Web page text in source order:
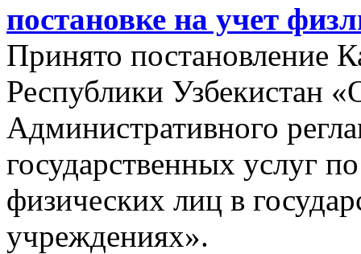
постановке на учет
Принято постановление
Республики Узбекистан
Административного
государственных услуг
физических лиц в
учреждениях».